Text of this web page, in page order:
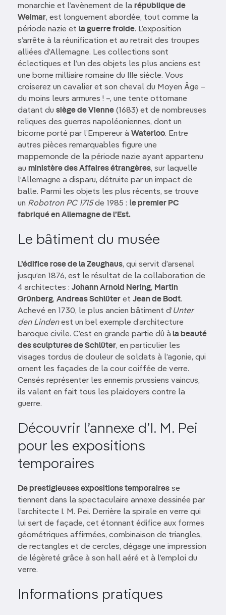
monarchie et l’avènement de la république de
Weimar, est longuement abordée, tout comme la
période nazie et la guerre froide. L’exposition
s’arrête à la réunification et au retrait des troupes
alliées d’Allemagne. Les collections sont
éclectiques et l’un des objets les plus anciens est
une borne milliaire romaine du IIIe siècle. Vous
croiserez un cavalier et son cheval du Moyen Âge –
du moins leurs armures ! –, une tente ottomane
datant du siège de Vienne (1683) et de nombreuses
reliques des guerres napoléoniennes, dont un
bicorne porté par l’Empereur à Waterloo. Entre
autres pièces remarquables figure une
mappemonde de la période nazie ayant appartenu
au ministère des Affaires étrangères, sur laquelle
l’Allemagne a disparu, détruite par un impact de
balle. Parmi les objets les plus récents, se trouve
un Robotron PC 1715de 1985 : le premier PC
fabriqué en Allemagne de l’Est.
Le bâtiment du musée
L’édifice rose de la Zeughaus, qui servit d’arsenal
jusqu’en 1876, est le résultat de la collaboration de
4 architectes : Johann Arnold Nering, Martin
Grünberg, Andreas Schlüter et Jean de Bodt.
Achevé en 1730, le plus ancien bâtiment d’Unter
den Lindenest un bel exemple d’architecture
baroque civile. C’est en grande partie dû à la beauté
des sculptures de Schlüter, en particulier les
visages tordus de douleur de soldats à l’agonie, qui
ornent les façades de la cour coiffée de verre.
Censés représenter les ennemis prussiens vaincus,
ils valent en fait tous les plaidoyers contre la
guerre.
Découvrir l’annexe d’I. M. Pei
pour les expositions
temporaires
De prestigieuses expositions temporaires se
tiennent dans la spectaculaire annexe dessinée par
l’architecte I. M. Pei. Derrière la spirale en verre qui
lui sert de façade, cet étonnant édifice aux formes
géométriques affirmées, combinaison de triangles,
de rectangles et de cercles, dégage une impression
de légèreté grâce à son hall aéré et à l’emploi du
verre.
Informations pratiques